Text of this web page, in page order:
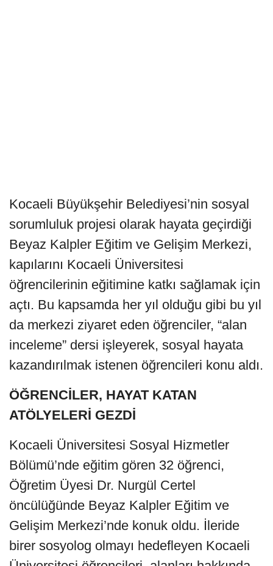
Kocaeli Büyükşehir Belediyesi’nin sosyal
sorumluluk projesi olarak hayata geçirdiği
Beyaz Kalpler Eğitim ve Gelişim Merkezi,
kapılarını Kocaeli Üniversitesi
öğrencilerinin eğitimine katkı sağlamak için
açtı. Bu kapsamda her yıl olduğu gibi bu yıl
da merkezi ziyaret eden öğrenciler, “alan
inceleme” dersi işleyerek, sosyal hayata
kazandırılmak istenen öğrencileri konu aldı.
ÖĞRENCİLER, HAYAT KATAN
ATÖLYELERİ GEZDİ
Kocaeli Üniversitesi Sosyal Hizmetler
Bölümü’nde eğitim gören 32 öğrenci,
Öğretim Üyesi Dr. Nurgül Certel
öncülüğünde Beyaz Kalpler Eğitim ve
Gelişim Merkezi’nde konuk oldu. İleride
birer sosyolog olmayı hedefleyen Kocaeli